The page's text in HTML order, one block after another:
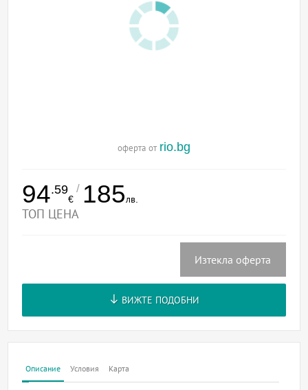
оферта от rio.bg
94.59
€
/ 185лв.
ТОП ЦЕНА
Изтекла оферта
ВИЖТЕ ПОДОБНИ
Описание Условия Карта